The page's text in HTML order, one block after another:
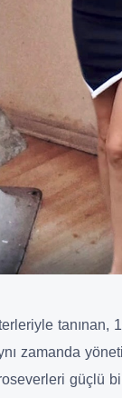
tanınan,
zamanda
güçlü